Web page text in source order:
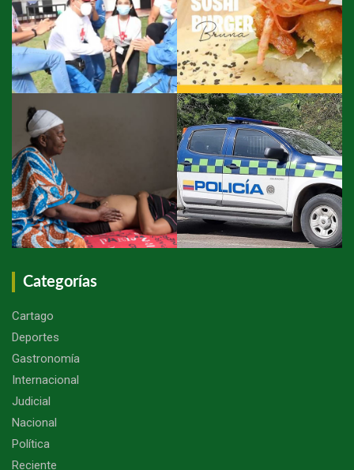
Categorías
Cartago
Deportes
Gastronomía
Internacional
Judicial
Nacional
Política
Reciente